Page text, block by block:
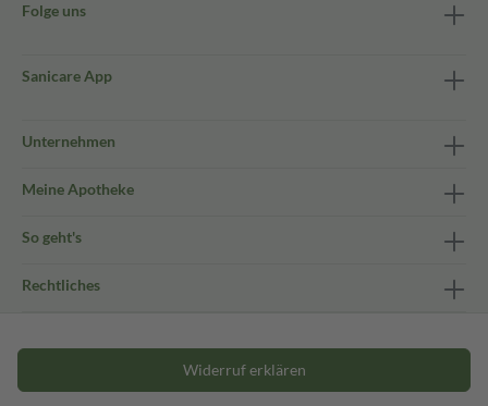
Folge uns
Sanicare App
Unternehmen
Meine Apotheke
So geht's
Rechtliches
Widerruf erklären